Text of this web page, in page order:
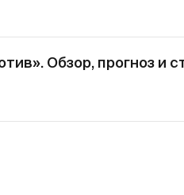
Обзор, прогноз и